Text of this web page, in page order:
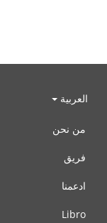
العربية
من نحن
فريق
ادعمنا
Libro